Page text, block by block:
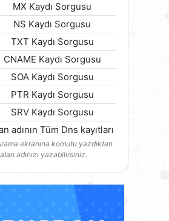
MX Kaydı Sorgusu
NS Kaydı Sorgusu
TXT Kaydı Sorgusu
CNAME Kaydı Sorgusu
SOA Kaydı Sorgusu
PTR Kaydı Sorgusu
SRV Kaydı Sorgusu
adının Tüm Dns kayıtları
ekranına komutu yazdıktan
adınızı yazabilirsiniz.